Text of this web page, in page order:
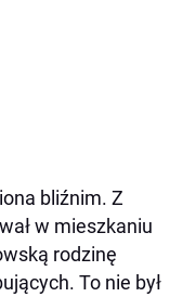
bliźnim. Z
w mieszkaniu
rodzinę
To nie był